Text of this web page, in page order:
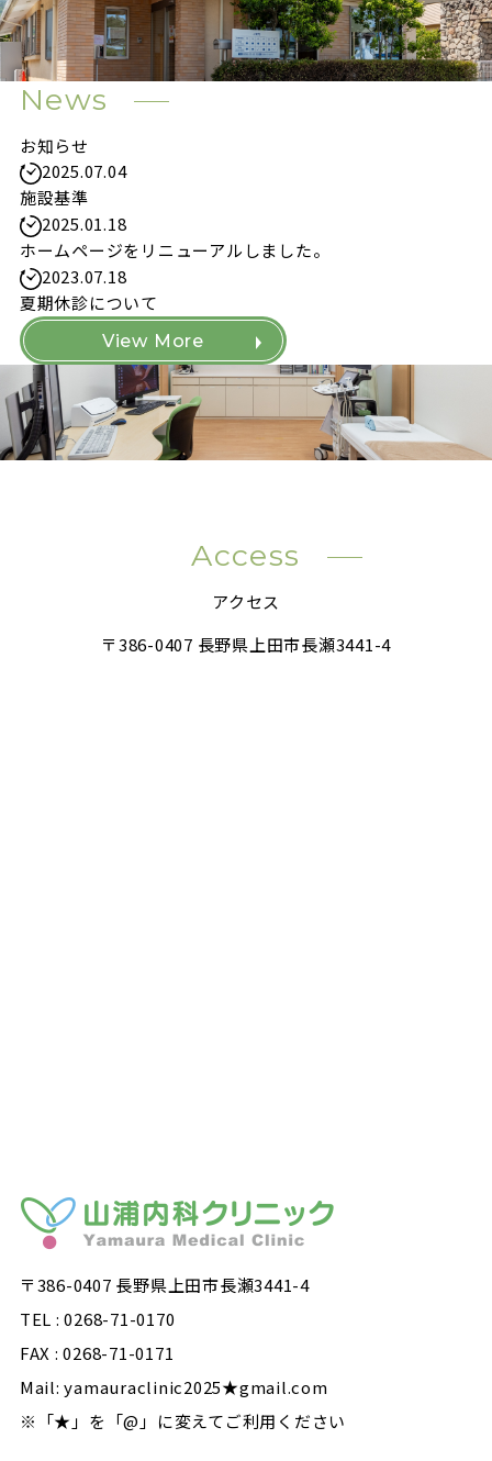
News
お知らせ
2025.07.04
施設基準
2025.01.18
ホームページをリニューアルしました。
2023.07.18
夏期休診について
View More
Access
アクセス
〒386-0407 長野県上田市長瀬3441-4
〒386-0407 長野県上田市長瀬3441-4
TEL : 0268-71-0170
FAX : 0268-71-0171
Mail: yamauraclinic2025★gmail.com
※「★」を「@」に変えてご利用ください